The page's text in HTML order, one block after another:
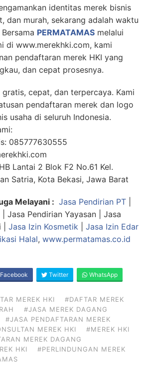
identitas merek bisnis
dan murah, sekarang adalah waktu
PERMATAMAS melalui
di www.merekhki.com, kami
pendaftaran merek HKI yang
dan cepat prosesnya.
gratis, cepat, dan terpercaya. Kami
pendaftaran merek dan logo
usaha di seluruh Indonesia.
085777630555
Lantai 2 Blok F2 No.61 Kel.
Satria, Kota Bekasi, Jawa Barat
Melayani : Jasa Pendirian PT
Jasa Pendirian Yayasan | Jasa
Jasa Izin Kosmetik
Jasa Izin Edar
Halal, www.permatamas.co.id
Facebook Twitter WhatsApp
MEREK HKI
#DAFTAR MEREK
#JASA MEREK DAGANG
#JASA PENDAFTARAN MEREK
MEREK HKI
#MEREK HKI
MEREK DAGANG
HKI
#PERLINDUNGAN MEREK